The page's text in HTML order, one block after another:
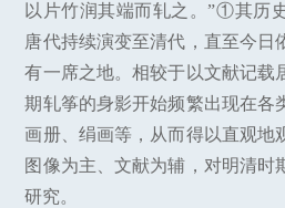
以片竹润其端而轧之。”①其历
唐代持续演变至清代，直至今日
有一席之地。相较于以文献记载
期轧筝的身影开始频繁出现在各
画册、绢画等，从而得以直观地
图像为主、文献为辅，对明清时
研究。